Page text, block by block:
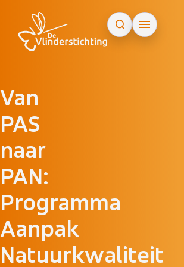
Van
PAS
naar
PAN:
Programma
Aanpak
Natuurkwaliteit